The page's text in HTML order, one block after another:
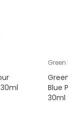
Blue
30ml